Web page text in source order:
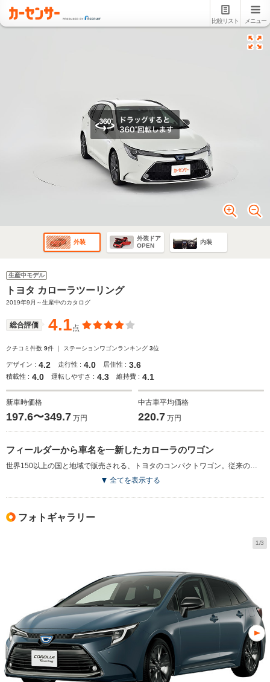
比較リスト メニュー
外装
外装ドア
OPEN
内装
生産中モデル
トヨタ カローラツーリング
2019年9月～生産中のカタログ
総合評価 4.1点
クチコミ件数 9件 ｜ ステーションワゴンランキング 3位
デザイン : 4.2 走行性 : 4.0 居住性 : 3.6
積載性 : 4.0 運転しやすさ : 4.3 維持費 : 4.1
新車時価格
197.6〜349.7 万円
中古車平均価格
220.7 万円
フィールダーから車名を一新したカローラのワゴン
世界150以上の国と地域で販売される、トヨタのコンパクトワゴン。従来のカローラフィールダーから車名が変更され、カローラツーリングとして生まれ変わっている。TNGAプラットフォームを活用しつつ、国内専用の設計をすることで、低重心でスポーティなスタイリング、走る楽しさと取り回しの良さの両立が図られた。パワートレインは、1.8Lのハイブリッドとガソリン、1.2Lのターボが用意される。後者には10速シーケンシャルシフトマチック付CVT-iに加え、6速MTも用意される。国内トヨタブランドでは初となる、ディスプレイオーディオが装備され、スマホとの連携により、日常利用している地図アプリや音楽などを車内ディスプレイで操作、利用が可能になった。（2019.9）
全てを表示する
フォトギャラリー
1/3